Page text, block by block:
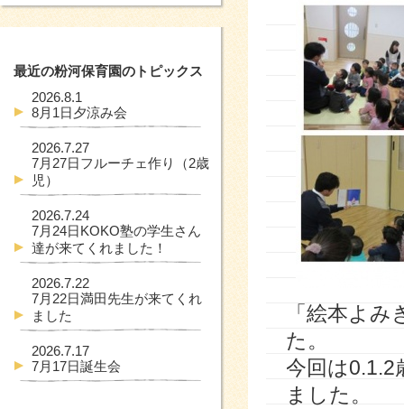
「絵本よ
た。
今回は
ました。
最近の粉河保育園のトピックス
2026.8.1
8月1日夕涼み会
2026.7.27
7月27日フルーチェ作り（2歳
児）
2026.7.24
7月24日KOKO塾の学生さん
達が来てくれました！
2026.7.22
7月22日満田先生が来てくれ
ました
2026.7.17
7月17日誕生会